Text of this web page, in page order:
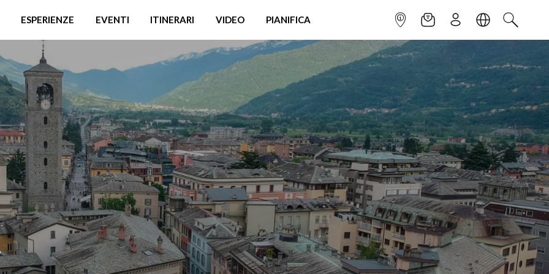
ESPERIENZE EVENTI ITINERARI VIDEO PIANIFICA INFOPOINTNEWSLETTER
ISCRIVITILINGUACERCA